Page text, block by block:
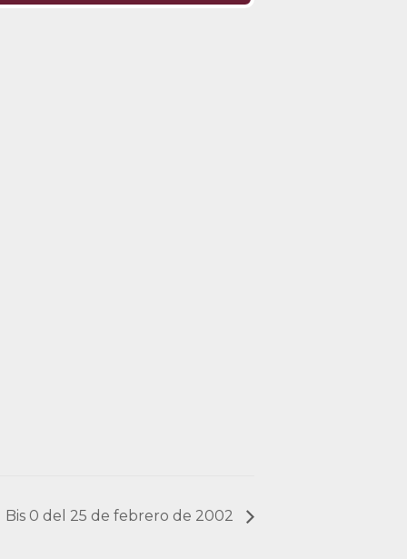
Bis 0 del 25 de febrero de 2002